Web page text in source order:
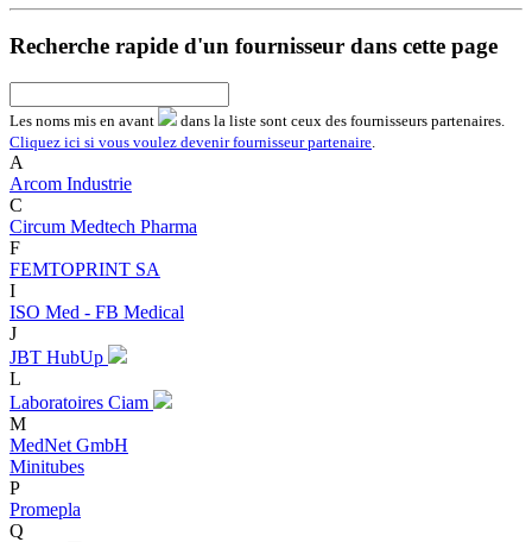
Recherche rapide d'un fournisseur dans cette page
Les noms mis en avant
dans la liste sont ceux des fournisseurs partenaires.
Cliquez ici si vous voulez devenir fournisseur partenaire
A
Arcom Industrie
C
Circum Medtech Pharma
F
FEMTOPRINT SA
I
ISO Med - FB Medical
J
JBT HubUp
L
Laboratoires Ciam
M
MedNet GmbH
Minitubes
P
Promepla
Q